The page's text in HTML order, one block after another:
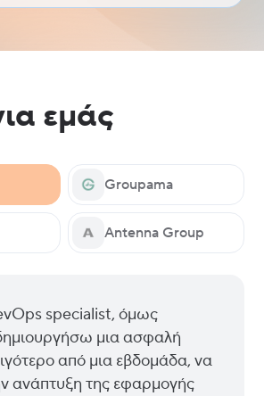
εμάς
Groupama
Antenna Group
specialist, όμως
μια ασφαλή
από μια εβδομάδα, να
ανάπτυξη της εφαρμογής